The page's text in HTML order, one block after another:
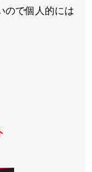
ので個人的には